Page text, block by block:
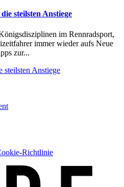
steilsten Anstiege
im Rennradsport,
immer wieder aufs Neue
zur...
steilsten Anstiege
Richtlinie